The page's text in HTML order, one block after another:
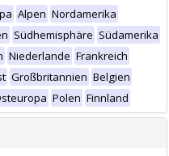
Alpen Nordamerika
Südhemisphäre Südamerika
Niederlande Frankreich
Großbritannien Belgien
Polen Finnland